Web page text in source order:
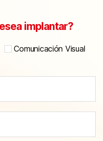
implantar?
Comunicación Visual